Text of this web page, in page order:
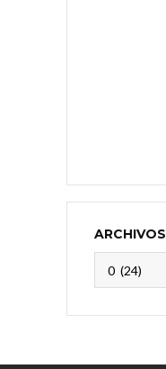
ARCHIVOS